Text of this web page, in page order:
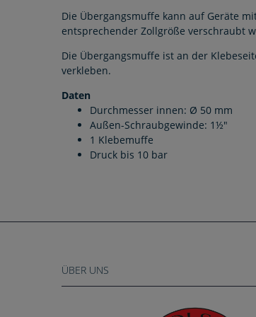
Die Übergangsmuffe kann auf Geräte
entsprechender Zollgröße verschraubt
Die Übergangsmuffe ist an der
verkleben.
Daten
Durchmesser innen: Ø 50 mm
Außen-Schraubgewinde: 1½"
1 Klebemuffe
Druck bis 10 bar
ÜBER UNS